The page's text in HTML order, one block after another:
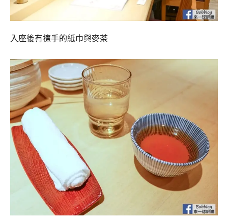
入座後有擦手的紙巾與麥茶